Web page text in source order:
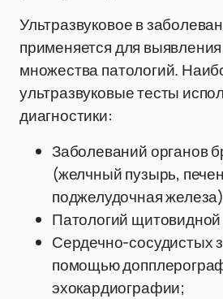
Ультразвуковое в
применяется для
множества патологий.
ультразвуковые тесты
диагностики:
Заболеваний органов
(желчный пузырь,
поджелудочная
Патологий
Сердечно-сосудистых
помощью
эхокардиографии;